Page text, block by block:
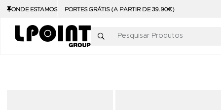
ONDE ESTAMOS PORTES GRÁTIS (A PARTIR DE 39.90€)
Pesquisar Produtos